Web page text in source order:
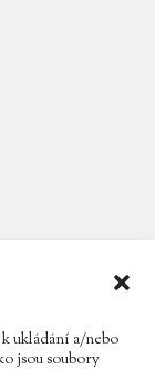
ukládání a/nebo
jsou soubory